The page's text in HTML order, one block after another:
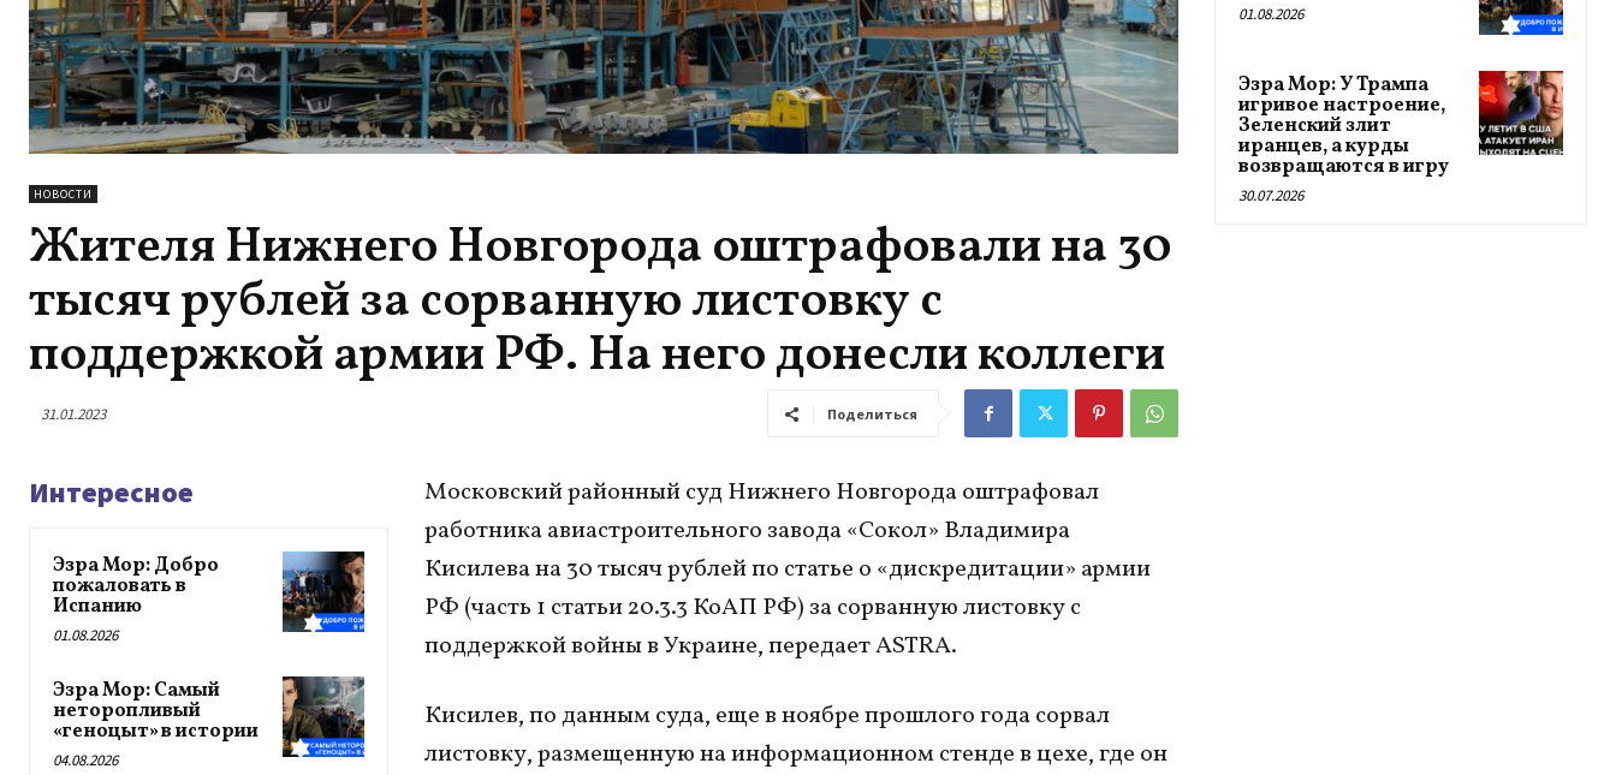
НОВОСТИ
Жителя Нижнего Новгорода оштрафовали на 30
тысяч рублей за сорванную листовку с
поддержкой армии РФ. На него донесли коллеги
31.01.2023 Поделиться
Интересное
Эзра Мор: Добро
пожаловать в
Испанию
01.08.2026
Эзра Мор: Самый
неторопливый
«геноцыт» в истории
04.08.2026
Московский районный суд Нижнего Новгорода оштрафовал
работника авиастроительного завода «Сокол» Владимира
Кисилева на 30 тысяч рублей по статье о «дискредитации» армии
РФ (часть 1 статьи 20.3.3 КоАП РФ) за сорванную листовку с
поддержкой войны в Украине, передает ASTRA.
Кисилев, по данным суда, еще в ноябре прошлого года ​сорвал
листовку, размещенную на информационном стенде в цехе, где он
01.08.2026
Эзра Мор: У Трампа
игривое настроение,
Зеленский злит
иранцев, а курды
возвращаются в игру
30.07.2026